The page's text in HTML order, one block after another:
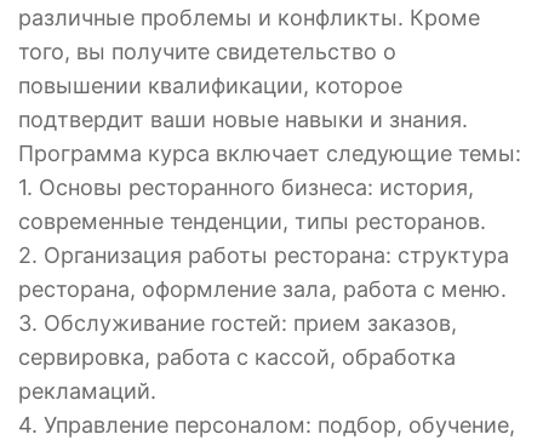
различные проблемы и конфликты. Кроме
того, вы получите свидетельство о
повышении квалификации, которое
подтвердит ваши новые навыки и знания.
Программа курса включает следующие темы:
1. Основы ресторанного бизнеса: история,
современные тенденции, типы ресторанов.
2. Организация работы ресторана: структура
ресторана, оформление зала, работа с меню.
3. Обслуживание гостей: прием заказов,
сервировка, работа с кассой, обработка
рекламаций.
4. Управление персоналом: подбор, обучение,